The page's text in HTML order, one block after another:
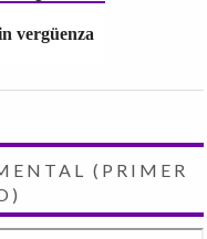
vergüenza
(PRIMER